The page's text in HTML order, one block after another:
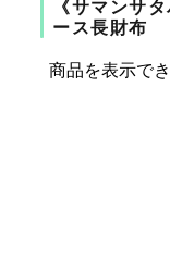
《サマンサ
ース長財布